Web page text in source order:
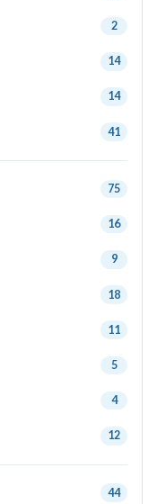
2
14
14
41
75
16
9
18
11
5
4
12
44